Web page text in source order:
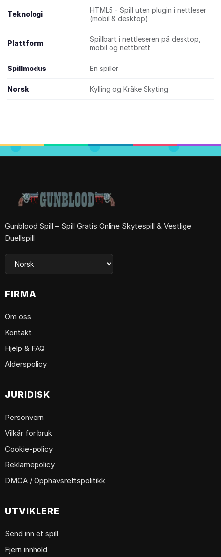
Teknologi
HTML5 - Spill uten plugin i nettleser
(mobil & desktop)
Plattform
Spillbart i nettleseren på desktop,
mobil og nettbrett
Spillmodus En spiller
Norsk Kylling og Kråke Skyting
Gunblood Spill – Spill Gratis Online Skytespill & Vestlige
Duellspill
FIRMA
Om oss
Kontakt
Hjelp & FAQ
Alderspolicy
JURIDISK
Personvern
Vilkår for bruk
Cookie-policy
Reklamepolicy
DMCA / Opphavsrettspolitikk
UTVIKLERE
Send inn et spill
Fjern innhold